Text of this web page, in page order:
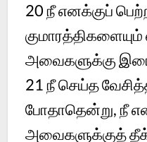
20 நீ எனக்குப்
அவைகளுக்கு
21 நீ செய்த
போதாதென்று, நீ
அவைகளுக்குத்